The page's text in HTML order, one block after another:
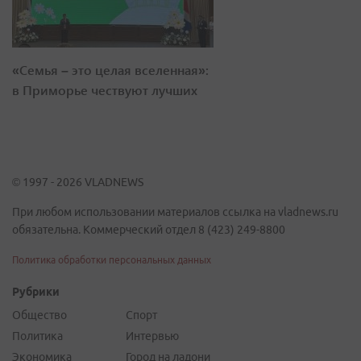
«Семья – это целая вселенная»:
в Приморье чествуют лучших
© 1997 - 2026 VLADNEWS
При любом использовании материалов ссылка на vladnews.ru
обязательна. Коммерческий отдел 8 (423) 249-8800
Политика обработки персональных данных
Рубрики
Общество
Политика
Экономика
Спорт
Интервью
Город на ладони